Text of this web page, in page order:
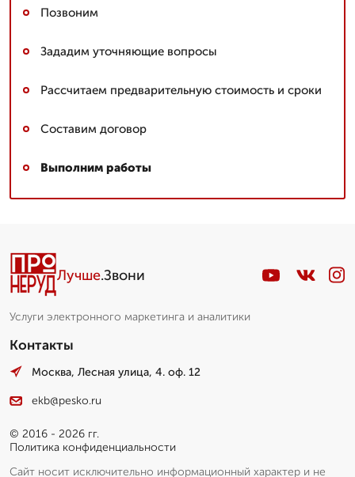
Позвоним
Зададим уточняющие вопросы
Рассчитаем предварительную стоимость и сроки
Составим договор
Выполним работы
Лучше.Звони
Услуги электронного маркетинга и аналитики
Контакты
Москва, Лесная улица, 4. оф. 12
ekb@pesko.ru
© 2016 - 2026 гг.
Политика конфиденциальности
Сайт носит исключительно информационный характер и не